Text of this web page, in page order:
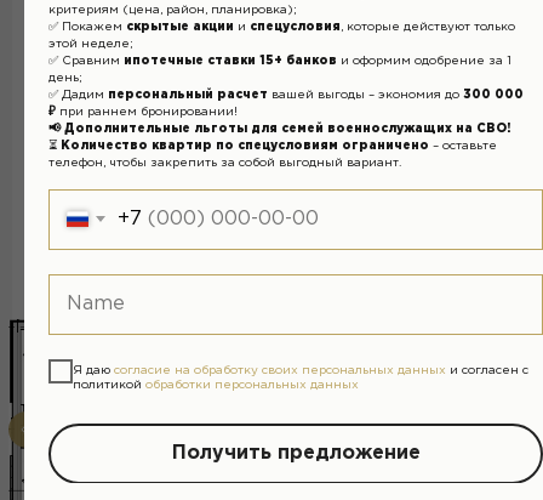
Отопление - газовый котел
ОСТАВИТЬ ЗАЯВКУ
критериям (цена, район, планировка);
✅ Покажем скрытые акции и спецусловия
, которые действуют только
этой неделе;
✅ Сравним
ипотечные ставки 15+ банков и оформим одобрение за 1
день;
✅ Дадим
персональный расчет вашей выгоды – экономия до 300 000
₽ при раннем бронировании!
📢 Дополнительные льготы для семей военнослужащих на СВО!
⏳ Количество квартир по спецусловиям ограничено – оставьте
телефон, чтобы закрепить за собой выгодный вариант.
+7
Я даю согласие на обработку своих персональных данных и согласен с
политикой обработки персональных данных
Получить предложение